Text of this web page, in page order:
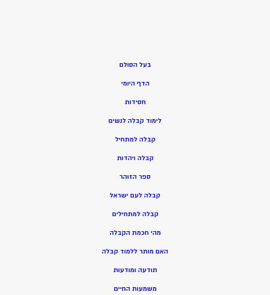
בעל הסולם
הדף היומי
חסידות
לימוד קבלה לנשים
קבלה למתחיל
קבלה ויהדות
ספר הזוהר
קבלה לעם ישראל
קבלה למתחילים
מהי חכמת הקבלה
האם מותר ללמוד קבלה
תודעה ומודעות
משמעות החיים